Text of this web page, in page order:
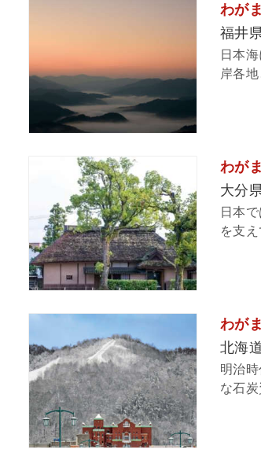
わが
福井
日本
岸各
わが
大分
日本
を支
わが
北海
明治
な石